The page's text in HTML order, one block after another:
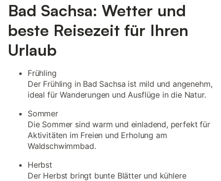
Bad Sachsa: Wetter und
beste Reisezeit für Ihren
Urlaub
Frühling
Der Frühling in Bad Sachsa ist mild und angenehm,
ideal für Wanderungen und Ausflüge in die Natur.
Sommer
Die Sommer sind warm und einladend, perfekt für
Aktivitäten im Freien und Erholung am
Waldschwimmbad.
Herbst
Der Herbst bringt bunte Blätter und kühlere